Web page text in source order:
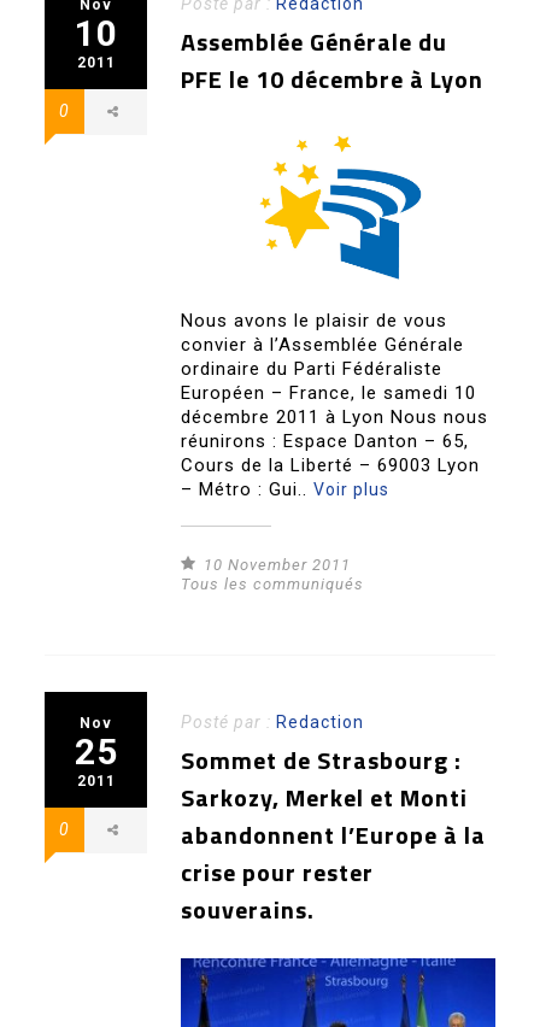
Nov
10
2011
0
Assemblée Générale du
PFE le 10 décembre à Lyon
Nous avons le plaisir de vous
convier à l’Assemblée Générale
ordinaire du Parti Fédéraliste
Européen – France, le samedi 10
décembre 2011 à Lyon Nous nous
réunirons : Espace Danton – 65,
Cours de la Liberté – 69003 Lyon
– Métro : Gui..Voir plus
10 November 2011
Tous les communiqués
Nov
25
2011
0
Posté par : Redaction
Sommet de Strasbourg :
Sarkozy, Merkel et Monti
abandonnent l’Europe à la
crise pour rester
souverains.